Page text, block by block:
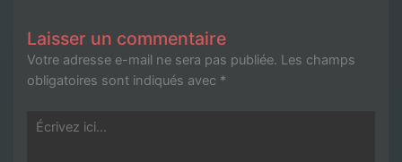
Laisser un commentaire
Votre adresse e-mail ne sera pas publiée. Les champs
obligatoires sont indiqués avec *
Écrivez